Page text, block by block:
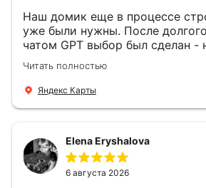
Наш домик еще в процессе
уже были нужны. После
чатом GPT выбор был сделан -
двери Аргус Термо Композит,
в компании ДвериОпт .
ответил на все вопросы,
установили две двери,
вопросы . Выполненной
Огромная всем благодарность!
Читать полностью
Яндекс Карты
Elena Eryshalova
6 августа 2026